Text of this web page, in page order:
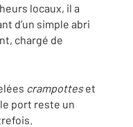
locaux, il a
d’un simple abri
chargé de
crampotteset
port reste un